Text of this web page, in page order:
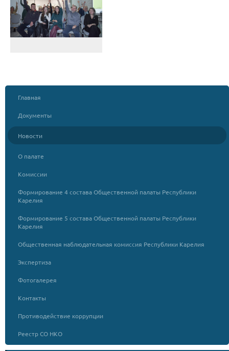
Главная
Документы
Новости
О палате
Комиссии
Формирование 4 состава Общественной палаты Республики
Карелия
Формирование 5 состава Общественной палаты Республики
Карелия
Общественная наблюдательная комиссия Республики Карелия
Экспертиза
Фотогалерея
Контакты
Противодействие коррупции
Реестр СО НКО